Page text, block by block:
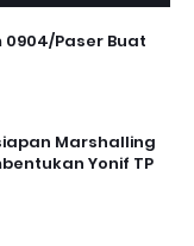
0904/Paser Buat
Marshalling
Yonif TP